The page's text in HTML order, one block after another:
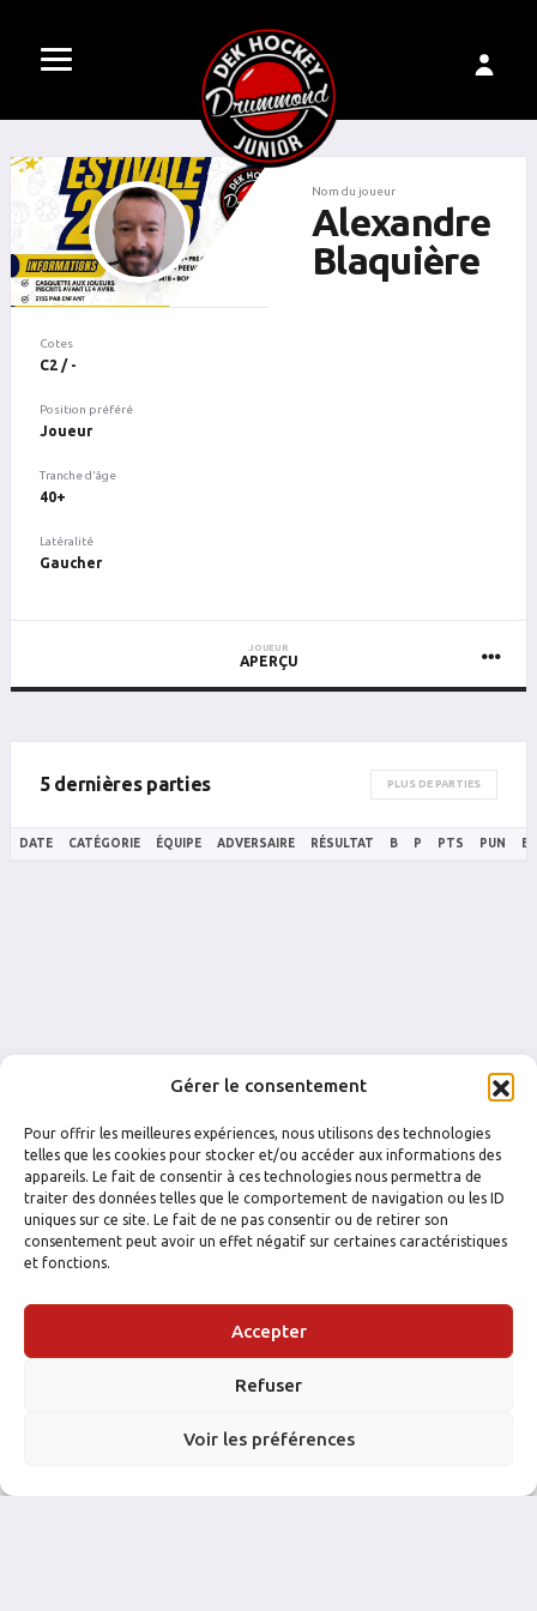
Gérer le consentement
Pour offrir les meilleures expériences, nous utilisons des technologies
telles que les cookies pour stocker et/ou accéder aux informations des
appareils. Le fait de consentir à ces technologies nous permettra de
traiter des données telles que le comportement de navigation ou les ID
uniques sur ce site. Le fait de ne pas consentir ou de retirer son
consentement peut avoir un effet négatif sur certaines caractéristiques
et fonctions.
Accepter
Refuser
Voir les préférences
Nom du joueur
Alexandre
Blaquière
Cotes
C2 / -
Position préféré
Joueur
Tranche d'âge
40+
Latéralité
Gaucher
JOUEUR
APERÇU
5 dernières parties PLUS DE PARTIES
DATE CATÉGORIE ÉQUIPE ADVERSAIRE RÉSULTAT B P PTS PUN
INSTAGRAM